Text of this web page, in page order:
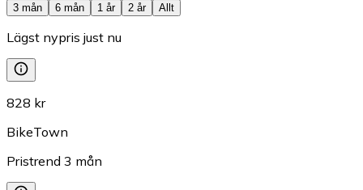
3 mån
6 mån 1 år 2 år Allt
Lägst nypris just nu
828 kr
BikeTown
Pristrend 3 mån